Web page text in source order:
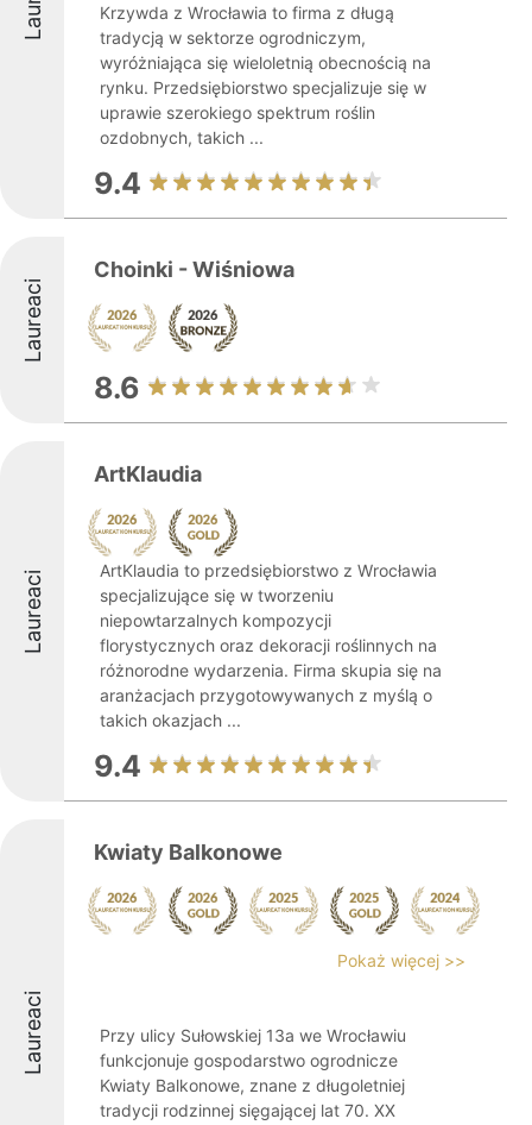
Krzywda z Wrocławia to firma z długą
tradycją w sektorze ogrodniczym,
wyróżniająca się wieloletnią obecnością na
rynku. Przedsiębiorstwo specjalizuje się w
uprawie szerokiego spektrum roślin
ozdobnych, takich ...
9.4
Laureaci
Choinki - Wiśniowa
8.6
Laureaci
ArtKlaudia
ArtKlaudia to przedsiębiorstwo z Wrocławia
specjalizujące się w tworzeniu
niepowtarzalnych kompozycji
florystycznych oraz dekoracji roślinnych na
różnorodne wydarzenia. Firma skupia się na
aranżacjach przygotowywanych z myślą o
takich okazjach ...
9.4
Laureaci
Kwiaty Balkonowe
Pokaż więcej >>
Przy ulicy Sułowskiej 13a we Wrocławiu
funkcjonuje gospodarstwo ogrodnicze
Kwiaty Balkonowe, znane z długoletniej
tradycji rodzinnej sięgającej lat 70. XX